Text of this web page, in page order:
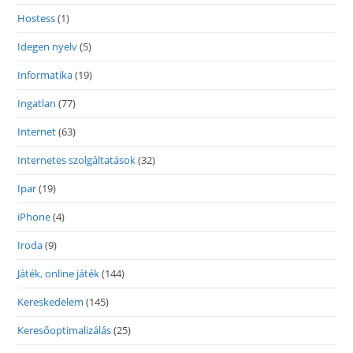
Hostess(1)
Idegen nyelv(5)
Informatika(19)
Ingatlan (77)
Internet(63)
Internetes szolgáltatások(32)
Ipar(19)
iPhone(4)
Iroda(9)
Játék, online játék(144)
Kereskedelem (145)
Keresőoptimalizálás(25)